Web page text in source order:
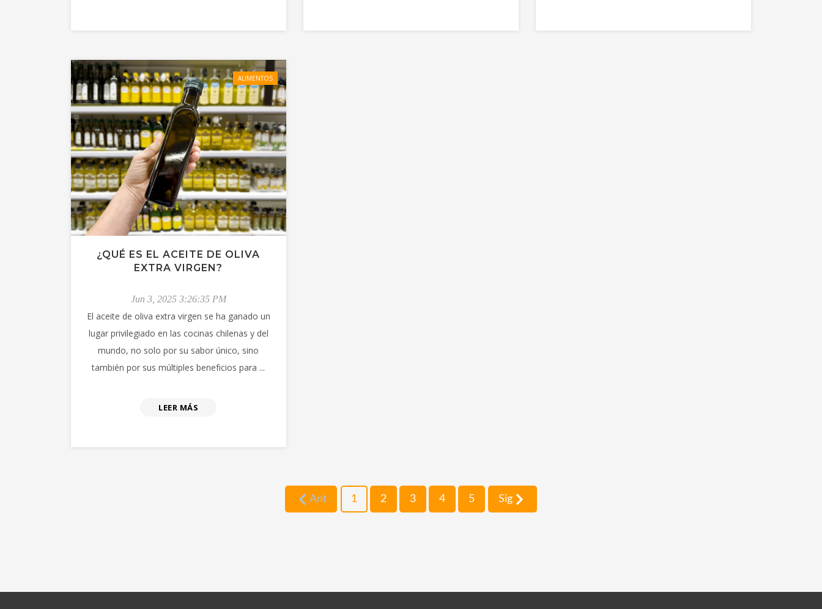
ALIMENTOS
¿QUÉ ES EL ACEITE DE OLIVA
EXTRA VIRGEN?
Jun 3, 2025 3:26:35 PM
El aceite de oliva extra virgen se ha ganado un
lugar privilegiado en las cocinas chilenas y del
mundo, no solo por su sabor único, sino
también por sus múltiples beneficios para ...
LEER MÁS
Ant 1 2 3 4 5 Sig